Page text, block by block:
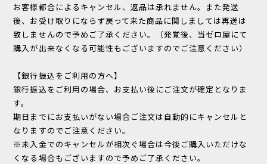
お客様都合によるキャンセル、返品は承れません。また発送
後、お受け取りにならず戻って来た商品に関しましては再送は
致しませんので予めご了承ください。（発覚後、当ゼロ屋にて
購入が出来なくなる可能性もございますのでご注意ください）
【銀行振込をご利用の方へ】
銀行振込をご利用の場合、お支払い後にご注文が確定となりま
す。
期日までにお支払いがない場合ご注文は自動的にキャンセルと
なりますのでご注意ください。
※未入金でのキャンセルが相次ぐ場合は今後ご購入いただけな
くなる場合もございますので予めご了承ください。